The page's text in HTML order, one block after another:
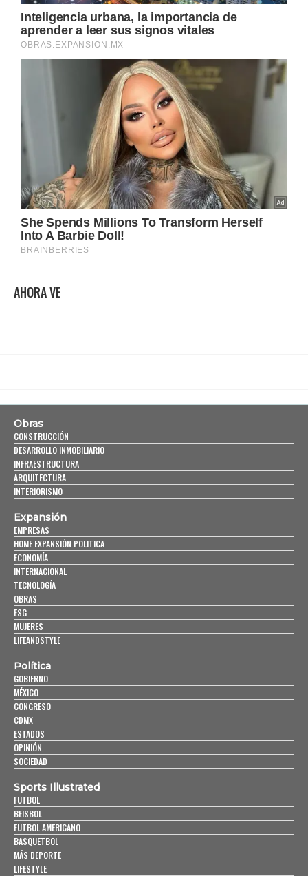
AHORA VE
Obras
CONSTRUCCIÓN
DESARROLLO INMOBILIARIO
INFRAESTRUCTURA
ARQUITECTURA
INTERIORISMO
Expansión
EMPRESAS
HOME EXPANSIÓN POLITICA
ECONOMÍA
INTERNACIONAL
TECNOLOGÍA
OBRAS
ESG
MUJERES
LIFEANDSTYLE
Política
GOBIERNO
MÉXICO
CONGRESO
CDMX
ESTADOS
OPINIÓN
SOCIEDAD
Sports Illustrated
FUTBOL
BEISBOL
FUTBOL AMERICANO
BASQUETBOL
MÁS DEPORTE
LIFESTYLE